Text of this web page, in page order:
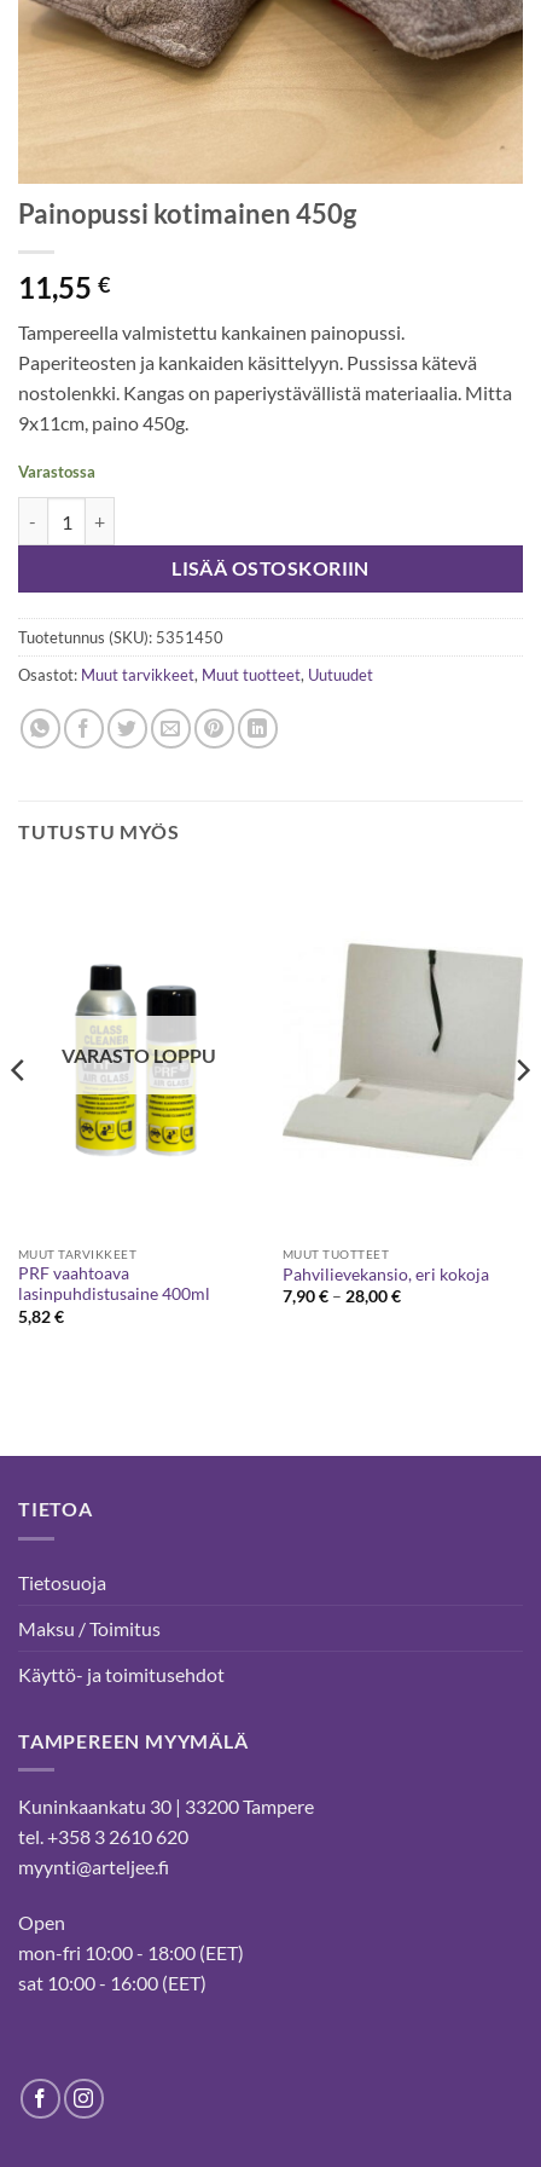
Painopussi kotimainen 450g
11,55 €
Tampereella valmistettu kankainen painopussi.
Paperiteosten ja kankaiden käsittelyyn. Pussissa kätevä
nostolenkki. Kangas on paperiystävällistä materiaalia. Mitta
9x11cm, paino 450g.
Varastossa
LISÄÄ OSTOSKORIIN
Tuotetunnus (SKU): 5351450
Osastot: Muut tarvikkeet, Muut tuotteet, Uutuudet
TUTUSTU MYÖS
VARASTO LOPPU
MUUT TARVIKKEET
PRF vaahtoava
lasinpuhdistusaine 400ml
5,82€
MUUT TUOTTEET
Pahvilievekansio, eri kokoja
7,90€ – 28,00€Hintaluokka:
TIETOA
Tietosuoja
Maksu / Toimitus
Käyttö- ja toimitusehdot
TAMPEREEN MYYMÄLÄ
Kuninkaankatu 30 | 33200 Tampere
tel. +358 3 2610 620
myynti@arteljee.fi
Open
mon-fri 10:00 - 18:00 (EET)
sat 10:00 - 16:00 (EET)